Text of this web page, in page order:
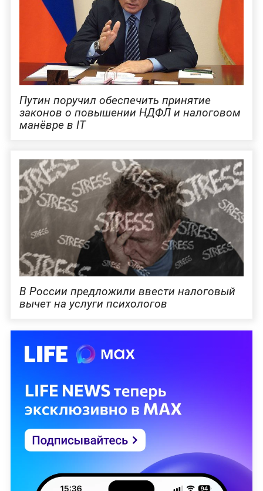
Путин поручил обеспечить принятие
законов о повышении НДФЛ и налоговом
манёвре в IT
В России предложили ввести налоговый
вычет на услуги психологов